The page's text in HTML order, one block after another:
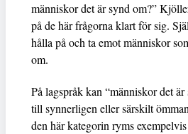
människor det är synd om?”
på de här frågorna klart för sig.
hålla på och ta emot människor
om.
På lagspråk kan “människor det är
till synnerligen eller särskilt
den här kategorin ryms